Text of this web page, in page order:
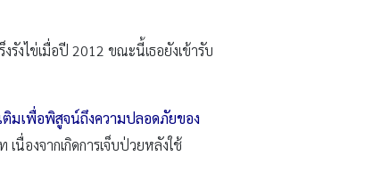
งไข่เมื่อปี 2012 ขณะนี้เธอยังเข้ารับ
มเพื่อพิสูจน์ถึงความปลอดภัยของ
องจากเกิดการเจ็บป่วยหลังใช้